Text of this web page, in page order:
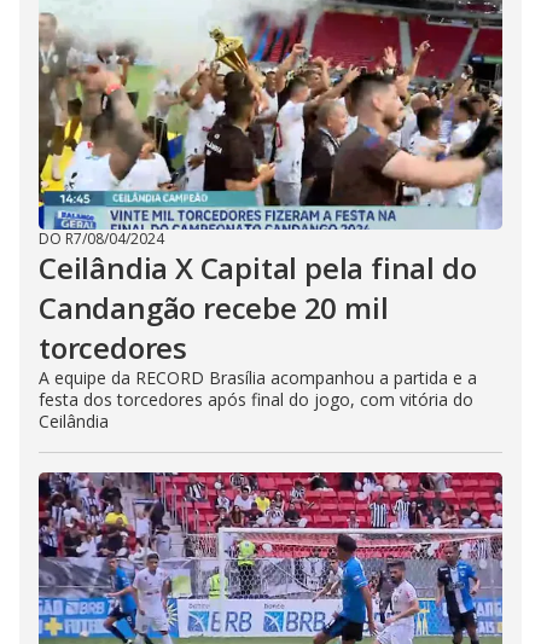
DO R7/08/04/2024
Ceilândia X Capital pela final do
Candangão recebe 20 mil
torcedores
A equipe da RECORD Brasília acompanhou a partida e a
festa dos torcedores após final do jogo, com vitória do
Ceilândia